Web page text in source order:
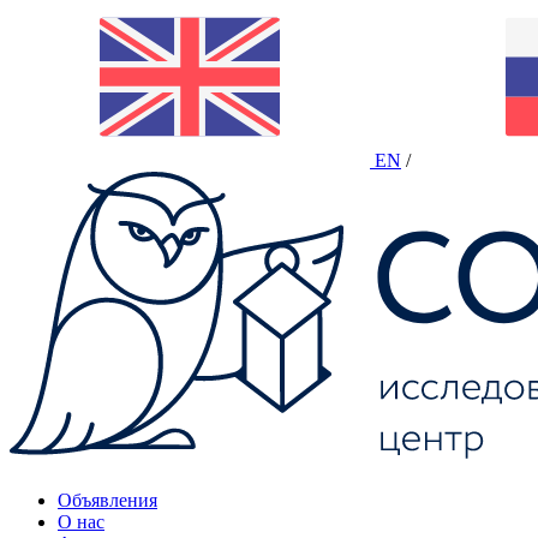
EN /
Объявления
О нас